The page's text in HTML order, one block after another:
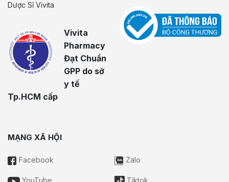
Dược Sĩ Vivita
Vivita
Pharmacy
Đạt Chuẩn
GPP do sở
y tế
Tp.HCM cấp
MẠNG XÃ HỘI
Facebook Zalo
YouTube Tiktok